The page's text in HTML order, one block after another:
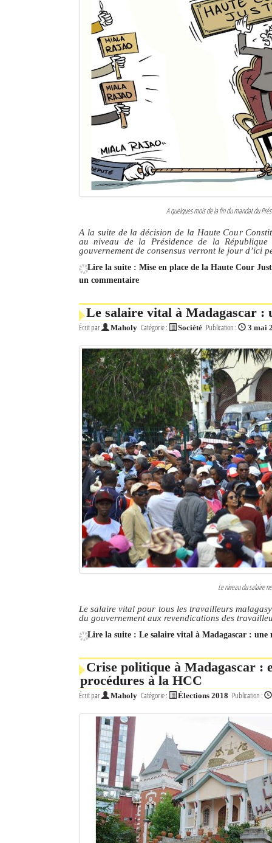
A quelques mois de la fin du mandat du
A la suite de la décision de la Haute Cour
au niveau de la Présidence de la
gouvernement de consensus verront le jour d’ici
Lire la suite : Mise en place de la Haute Cour
un commentaire
Le salaire vital à Madagascar :
Écrit par Maholy Catégorie : Société Publication : 3 mai
Le niveau du salaire
Le salaire vital pour tous les travailleurs
du gouvernement aux revendications des
Lire la suite : Le salaire vital à Madagascar : une
Crise politique à Madagascar :
procédures à la HCC
Écrit par Maholy Catégorie : Élections 2018 Publication :